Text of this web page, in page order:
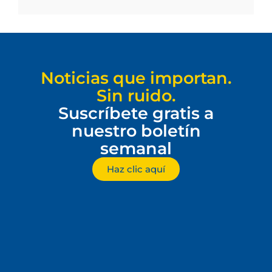
Noticias que importan.
Sin ruido.
Suscríbete gratis a
nuestro boletín
semanal
Haz clic aquí